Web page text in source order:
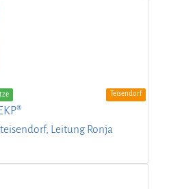
Teisendorf
Leitung Ronja